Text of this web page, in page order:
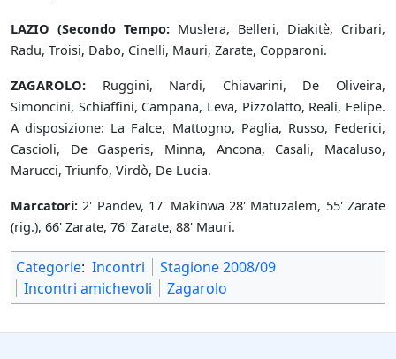
LAZIO (Secondo Tempo: Muslera, Belleri, Dia­kitè, Cribari,
Radu, Troisi, Dabo, Ci­nelli, Mauri, Zarate, Copparoni.
ZAGAROLO: Ruggini, Nardi, Chiavarini, De Oliveira,
Simoncini, Schiaffini, Campana, Leva, Pizzolat­to, Reali, Felipe.
A disposizione: La Falce, Mattogno, Paglia, Russo, Fe­derici,
Cascioli, De Gasperis, Minna, Ancona, Casali, Macaluso,
Marucci, Triunfo, Virdò, De Lucia.
Marcatori: 2' Pandev, 17' Makin­wa 28' Matuzalem, 55' Zarate
(rig.), 66' Zarate, 76' Zarate, 88' Mauri.
Categorie: Incontri
Stagione 2008/09
Incontri amichevoli
Zagarolo